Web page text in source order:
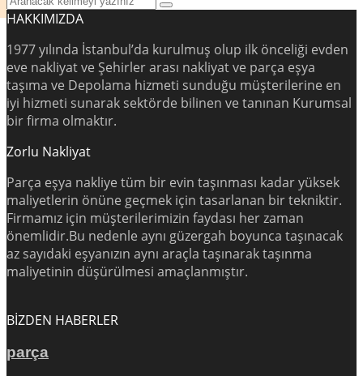
HAKKIMIZDA
1977 yılında İstanbul’da kurulmuş olup ilk önceliği evden
eve nakliyat ve Şehirler arası nakliyat ve parça eşya
taşıma ve Depolama hizmeti sunduğu müşterilerine en
iyi hizmeti sunarak sektörde bilinen ve tanınan Kurumsal
bir firma olmaktır.
Zorlu Nakliyat
Parça eşya nakliye tüm bir evin taşınması kadar yüksek
maliyetlerin önüne geçmek için tasarlanan bir tekniktir.
Firmamız için müşterilerimizin faydası her zaman
önemlidir.Bu nedenle aynı güzergah boyunca taşınacak
az sayıdaki eşyanızın aynı araçla taşınarak taşınma
maliyetinin düşürülmesi amaçlanmıştır.
BİZDEN HABERLER
parça